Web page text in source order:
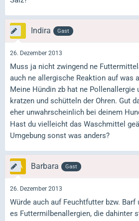
Indira Gast
26. Dezember 2013
Muss ja nicht zwingend ne
auch ne allergische Reaktion auf was
Meine Hündin zb hat ne Pollenallergie
kratzen und schütteln der Ohren. Gut
eher unwahrscheinlich bei deinem
Hast du vielleicht das Waschmittel
Umgebung sonst was anders?
Barbara Gast
26. Dezember 2013
Würde auch auf Feuchtfutter bzw.
es Futtermilbenallergien, die dahinter